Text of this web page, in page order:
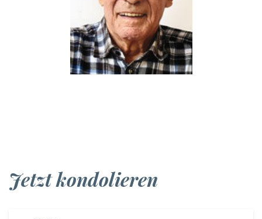
Jetzt kondolieren